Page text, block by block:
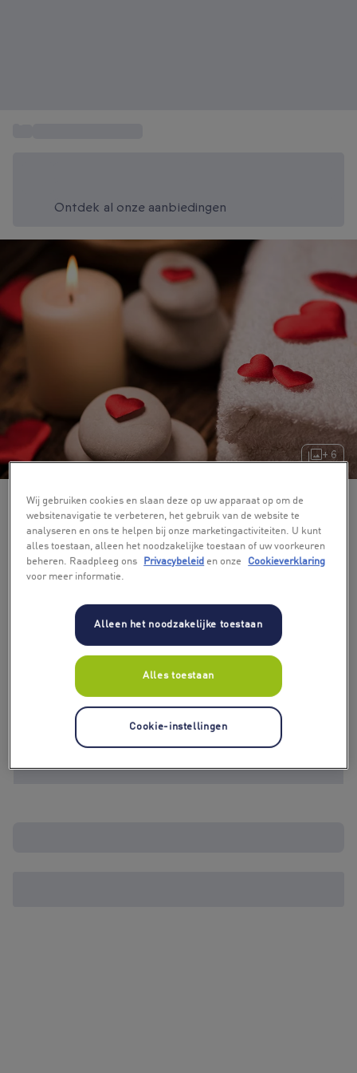
Ontdek al onze aanbiedingen
+ 6
Wij gebruiken cookies en slaan deze op uw apparaat op om de
websitenavigatie te verbeteren, het gebruik van de website te
analyseren en ons te helpen bij onze marketingactiviteiten. U kunt
alles toestaan, alleen het noodzakelijke toestaan of uw voorkeuren
beheren. Raadpleeg ons
Privacybeleid en onze
Cookieverklaring
voor meer informatie.
Alleen het noodzakelijke toestaan
Alles toestaan
Cookie-instellingen